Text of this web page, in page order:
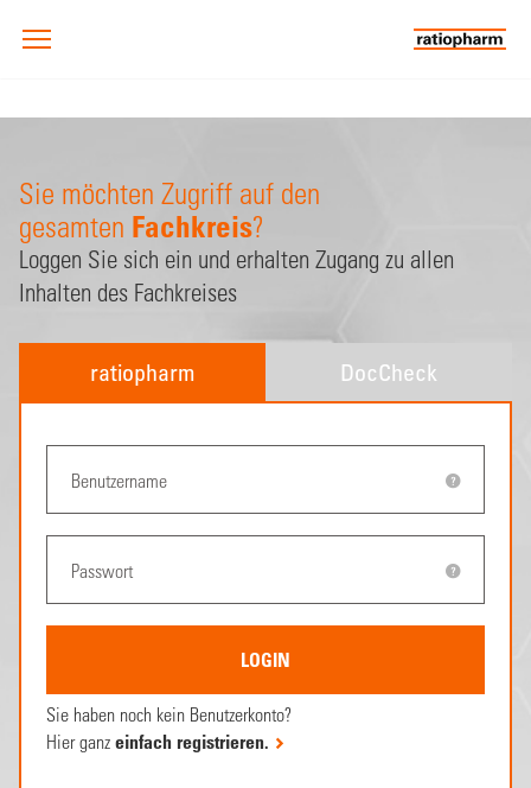
Sie möchten Zugriff auf den
gesamten Fachkreis?
Loggen Sie sich ein und erhalten Zugang zu allen
Inhalten des Fachkreises
ratiopharm DocCheck
Sie haben noch kein Benutzerkonto?
Hier ganz einfach registrieren.